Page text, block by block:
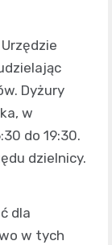
Dyżury
w
do 19:30.
dzielnicy.
dla
w tych